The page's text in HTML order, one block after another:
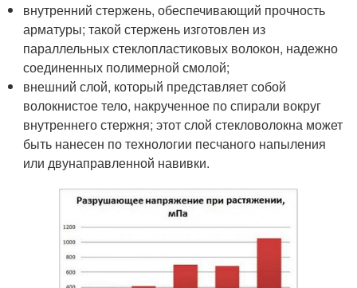
внутренний стержень, обеспечивающий прочность
арматуры; такой стержень изготовлен из
параллельных стеклопластиковых волокон, надежно
соединенных полимерной смолой;
внешний слой, который представляет собой
волокнистое тело, накрученное по спирали вокруг
внутреннего стержня; этот слой стекловолокна может
быть нанесен по технологии песчаного напыления
или двунаправленной навивки.